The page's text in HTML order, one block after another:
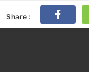
Share :